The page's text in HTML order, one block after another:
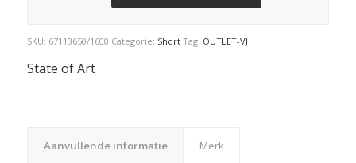
SKU: 67113650/1600 Categorie: Short Tag: OUTLET-VJ
State of Art
Aanvullende informatie Merk